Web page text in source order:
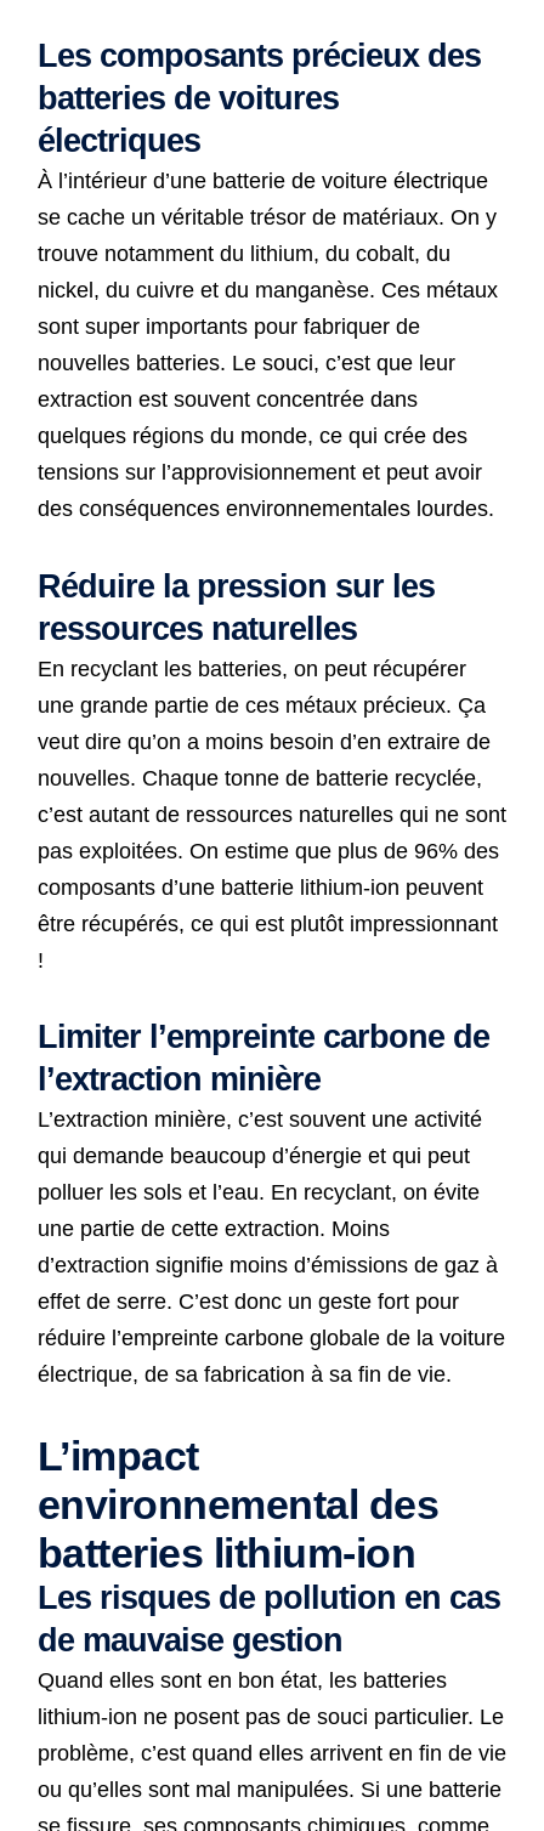
Les composants précieux des
batteries de voitures
électriques
À l’intérieur d’une batterie de voiture électrique
se cache un véritable trésor de matériaux. On y
trouve notamment du lithium, du cobalt, du
nickel, du cuivre et du manganèse. Ces métaux
sont super importants pour fabriquer de
nouvelles batteries. Le souci, c’est que leur
extraction est souvent concentrée dans
quelques régions du monde, ce qui crée des
tensions sur l’approvisionnement et peut avoir
des conséquences environnementales lourdes.
Réduire la pression sur les
ressources naturelles
En recyclant les batteries, on peut récupérer
une grande partie de ces métaux précieux. Ça
veut dire qu’on a moins besoin d’en extraire de
nouvelles. Chaque tonne de batterie recyclée,
c’est autant de ressources naturelles qui ne sont
pas exploitées. On estime que plus de 96% des
composants d’une batterie lithium-ion peuvent
être récupérés, ce qui est plutôt impressionnant
!
Limiter l’empreinte carbone de
l’extraction minière
L’extraction minière, c’est souvent une activité
qui demande beaucoup d’énergie et qui peut
polluer les sols et l’eau. En recyclant, on évite
une partie de cette extraction. Moins
d’extraction signifie moins d’émissions de gaz à
effet de serre. C’est donc un geste fort pour
réduire l’empreinte carbone globale de la voiture
électrique, de sa fabrication à sa fin de vie.
L’impact
environnemental des
batteries lithium-ion
Les risques de pollution en cas
de mauvaise gestion
Quand elles sont en bon état, les batteries
lithium-ion ne posent pas de souci particulier. Le
problème, c’est quand elles arrivent en fin de vie
ou qu’elles sont mal manipulées. Si une batterie
se fissure, ses composants chimiques, comme